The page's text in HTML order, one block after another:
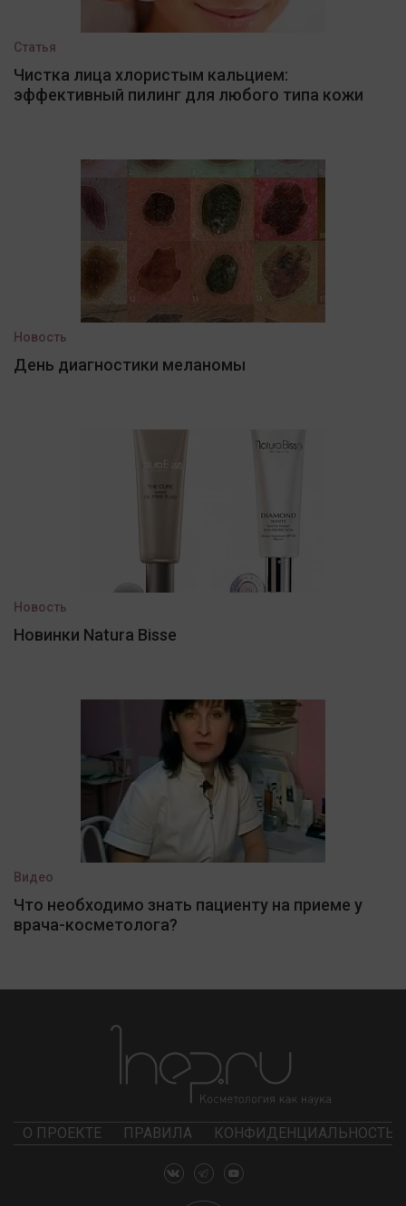
Статья
Чистка лица хлористым кальцием:
эффективный пилинг для любого типа кожи
Новость
День диагностики меланомы
Новость
Новинки Natura Bisse
Видео
Что необходимо знать пациенту на приеме у
врача-косметолога?
О ПРОЕКТЕ ПРАВИЛА КОНФИДЕНЦИАЛЬНОСТЬ